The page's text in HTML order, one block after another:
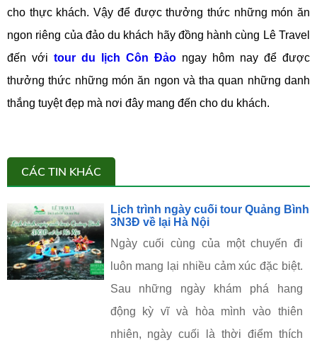
cho thực khách. Vậy để được thưởng thức những món ăn
ngon riêng của đảo du khách hãy đồng hành cùng Lê Travel
đến với tour du lịch Côn Đảo ngay hôm nay để được
thưởng thức những món ăn ngon và tha quan những danh
thắng tuyệt đẹp mà nơi đây mang đến cho du khách.
CÁC TIN KHÁC
Lịch trình ngày cuối tour Quảng Bình
3N3Đ về lại Hà Nội
Ngày cuối cùng của một chuyến đi
luôn mang lại nhiều cảm xúc đặc biệt.
Sau những ngày khám phá hang
động kỳ vĩ và hòa mình vào thiên
nhiên, ngày cuối là thời điểm thích